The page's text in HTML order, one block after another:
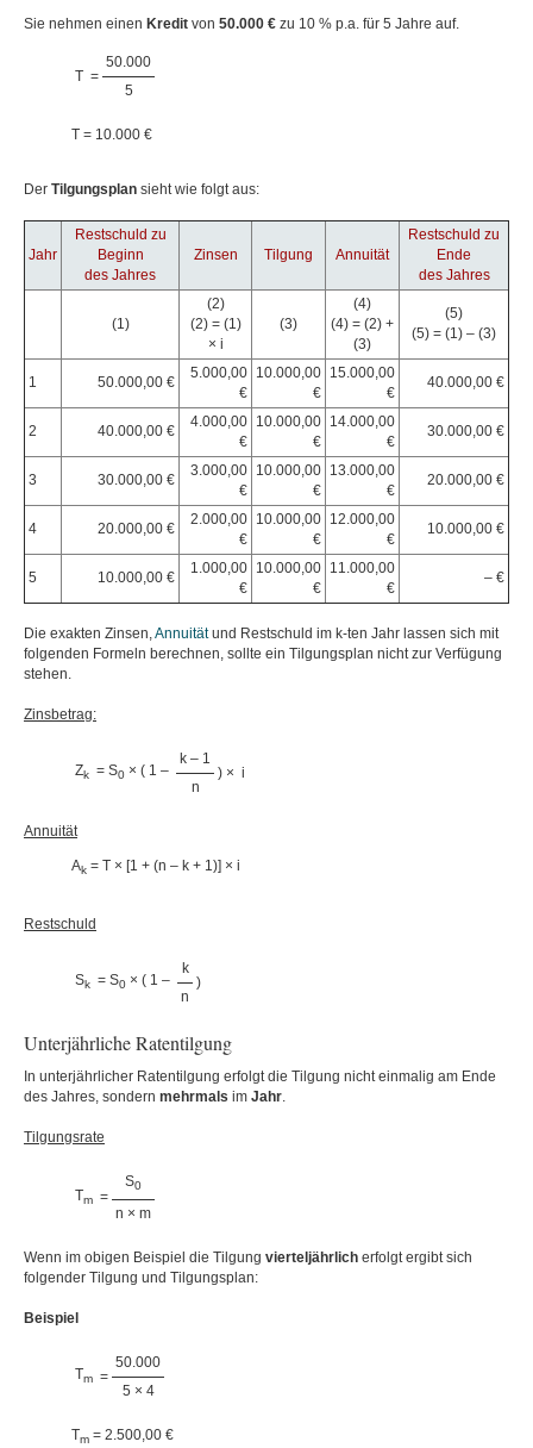
Sie nehmen einen Kredit von 50.000 € zu 10 % p.a. für 5 Jahre auf.
T =
50.000
5
T = 10.000 €
Der Tilgungsplan sieht wie folgt aus:
Jahr
Restschuld zu
Beginn
des Jahres
Zinsen Tilgung Annuität
Restschuld zu
Ende
des Jahres
(1)
(2)
(2) = (1)
× i
(3)
(4)
(4) = (2) +
(3)
(5)
(5) = (1) – (3)
1 50.000,00 €
5.000,00
€
10.000,00
€
15.000,00
€
40.000,00 €
2 40.000,00 €
4.000,00
€
10.000,00
€
14.000,00
€
30.000,00 €
3 30.000,00 €
3.000,00
€
10.000,00
€
13.000,00
€
20.000,00 €
4 20.000,00 €
2.000,00
€
10.000,00
€
12.000,00
€
10.000,00 €
5 10.000,00 €
1.000,00
€
10.000,00
€
11.000,00
€
– €
Die exakten Zinsen,Annuitätund Restschuld im k-ten Jahr lassen sich mit
folgenden Formeln berechnen, sollte ein Tilgungsplan nicht zur Verfügung
stehen.
Zinsbetrag:
Zk = S0 × ( 1 –
k – 1
) × i
n
Annuität
Ak = T × [1 + (n – k + 1)] × i
Restschuld
Sk = S0 × ( 1 –
k
)
n
Unterjährliche Ratentilgung
In unterjährlicher Ratentilgung erfolgt die Tilgung nicht einmalig am Ende
des Jahres, sondern mehrmals im Jahr.
Tilgungsrate
Tm =
S0
n × m
Wenn im obigen Beispiel die Tilgung vierteljährlich erfolgt ergibt sich
folgender Tilgung und Tilgungsplan:
Beispiel
Tm =
50.000
5 × 4
Tm = 2.500,00 €